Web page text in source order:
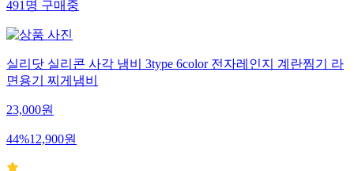
491명구매중
실리닷 실리콘 사각 냄비 3type 6color 전자레인지 계란찜기 라
면용기 찌게냄비
23,000원
44%12,900원